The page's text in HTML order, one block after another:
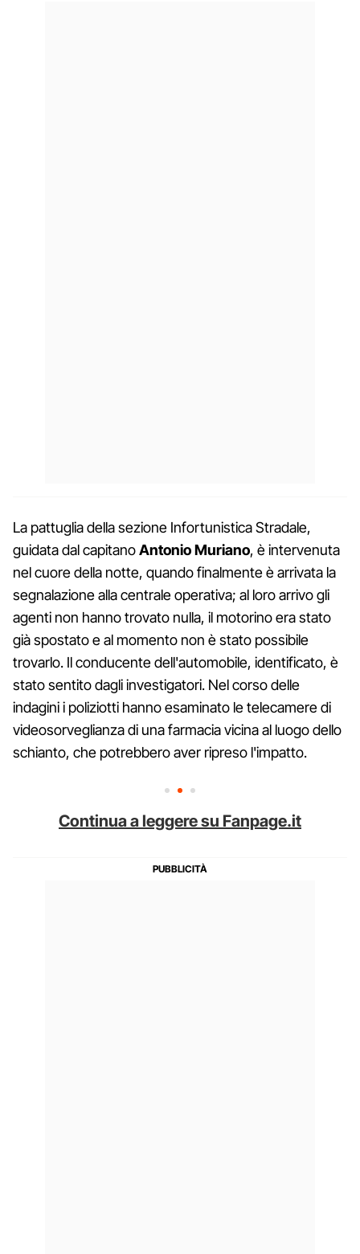
La pattuglia della sezione Infortunistica Stradale,
guidata dal capitanoAntonio Muriano, è intervenuta
nel cuore della notte, quando finalmente è arrivata la
segnalazione alla centrale operativa; al loro arrivo gli
agenti non hanno trovato nulla, il motorino era stato
già spostato e al momento non è stato possibile
trovarlo. Il conducente dell'automobile, identificato, è
stato sentito dagli investigatori. Nel corso delle
indagini i poliziotti hanno esaminato le telecamere di
videosorveglianza di una farmacia vicina al luogo dello
schianto, che potrebbero aver ripreso l'impatto.
Continua a leggere su Fanpage.it